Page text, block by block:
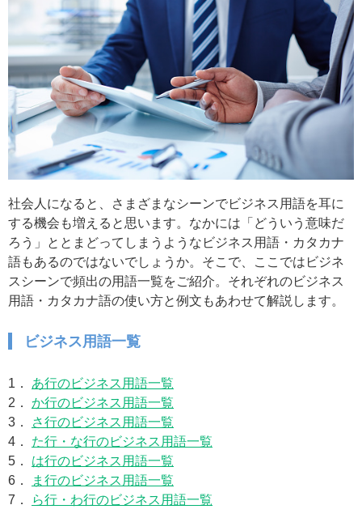
社会人になると、さまざまなシーンでビジネス用語を耳に
する機会も増えると思います。なかには「どういう意味だ
ろう」ととまどってしまうようなビジネス用語・カタカナ
語もあるのではないでしょうか。そこで、ここではビジネ
スシーンで頻出の用語一覧をご紹介。それぞれのビジネス
用語・カタカナ語の使い方と例文もあわせて解説します。
ビジネス用語一覧
1． あ行のビジネス用語一覧
2． か行のビジネス用語一覧
3．
さ行のビジネス用語一覧
4． た行・な行のビジネス用語一覧
5． は行のビジネス用語一覧
6．
ま行のビジネス用語一覧
7．
ら行・わ行のビジネス用語一覧